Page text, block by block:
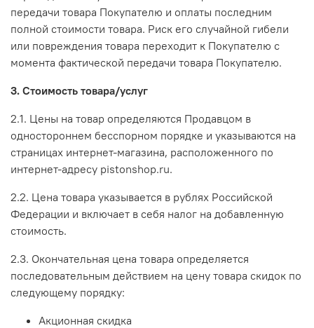
передачи товара Покупателю и оплаты последним
полной стоимости товара. Риск его случайной гибели
или повреждения товара переходит к Покупателю с
момента фактической передачи товара Покупателю.
3. Стоимость товара/услуг
2.1. Цены на товар определяются Продавцом в
одностороннем бесспорном порядке и указываются на
страницах интернет-магазина, расположенного по
интернет-адресу pistonshop.ru.
2.2. Цена товара указывается в рублях Российской
Федерации и включает в себя налог на добавленную
стоимость.
2.3. Окончательная цена товара определяется
последовательным действием на цену товара скидок по
следующему порядку:
Акционная скидка